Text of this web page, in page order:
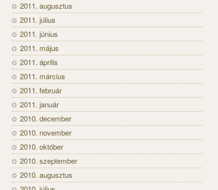
2011. augusztus
2011. július
2011. június
2011. május
2011. április
2011. március
2011. február
2011. január
2010. december
2010. november
2010. október
2010. szeptember
2010. augusztus